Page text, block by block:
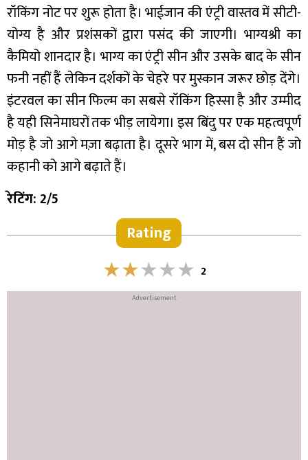
रॉकिंग नोट पर शुरू होता है। भाईजान की एंट्री वास्तव में सीटी-
योग्य है और प्रशंसकों द्वारा पसंद की जाएगी। भाग्यश्री का
कैमियो शानदार है। भाग्य का एंट्री सीन और उसके बाद के सीन
फनी नहीं हैं लेकिन दर्शकों के चेहरे पर मुस्कान जरूर छोड़ देंगे।
इंटरवल का सीन फिल्म का सबसे रॉकिंग हिस्सा है और उम्मीद
है यही सिनेमाघरों तक भीड़ लायेगा। इस बिंदु पर एक महत्वपूर्ण
मोड़ है जो आगे मज़ा बढ़ाता है। दूसरे भाग में, बस दो सीन हैं जो
कहानी को आगे बढ़ाते हैं।
रेटिंग: 2/5
Rating
2